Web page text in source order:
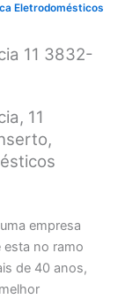
Eletrodomésticos
11 3832-
11
empresa
esta no ramo
de 40 anos,